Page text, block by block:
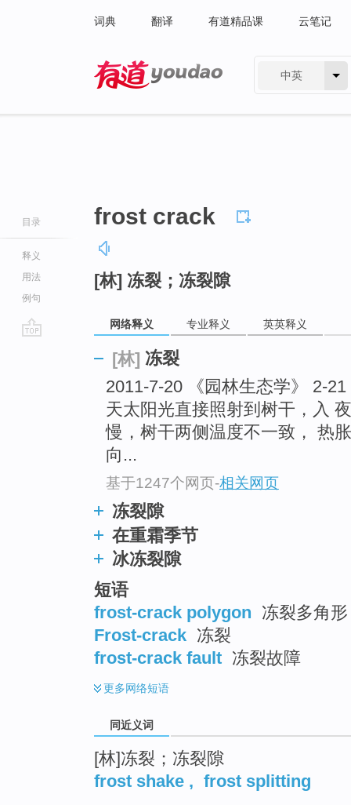
词典 翻译 有道精品课 云笔记
中英
目录
释义
用法
例句
frost crack
[林] 冻裂；冻裂隙
网络释义 专业释义 英英释义
[林] 冻裂
2011-7-20 《园林生态学》 2-
天太阳光直接照射到树干，入
慢，树干两侧温度不一致， 热
向...
基于1247个网页-相关网页
冻裂隙
在重霜季节
冰冻裂隙
短语
frost-crack polygon 冻裂多角
Frost-crack 冻裂
frost-crack fault 冻裂故障
更多网络短语
同近义词
[林]冻裂；冻裂隙
frost shake , frost splitting